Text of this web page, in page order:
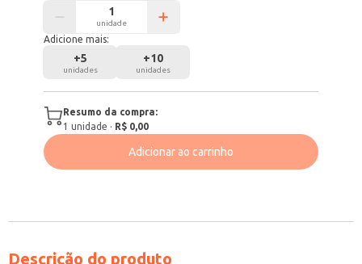
unidade
Adicione mais:
+5
unidades
+10
unidades
Resumo da compra:
1 unidade · R$ 0,00
Adicionar ao carrinho
Descrição do produto